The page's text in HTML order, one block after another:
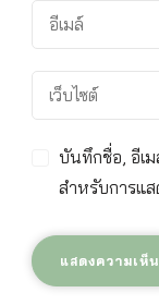
บันทึกชื่อ, อีเม
สำหรับการแส